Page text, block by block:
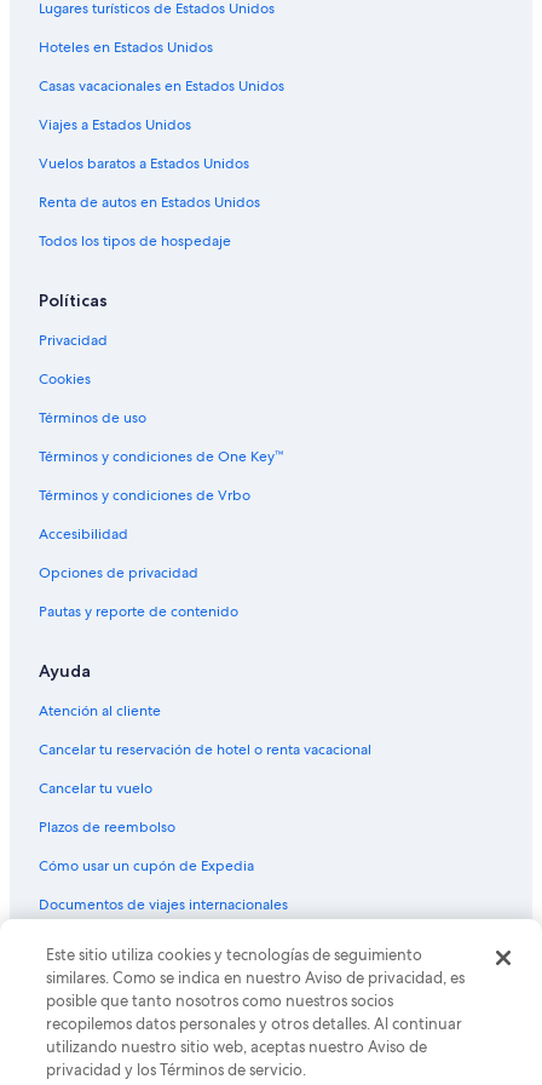
Hoteles con vista en Islas flotantes de los Uros
Hoteles en la naturaleza en Islas flotantes de los Uros
Hoteles que aceptan mascotas en Islas flotantes de los Uros
Hoteles en Islas flotantes de los Uros
Lodges en Islas flotantes de los Uros
Hoteles cerca de Parque Pino
Hoteles cerca de Arco Deustua
Hoteles 3 estrellas en Puno
Hoteles 4 estrellas en Puno
Casas de campo en Puno
Casas de ciudad en Puno
Casas de huéspedes en Puno
Casas flotantes en Puno
Hostales en Puno
Hoteles Cápsula en Puno
Hoteles todo incluido en Puno
Hoteles de lujo en Puno
Hoteles de negocios en Puno
Hoteles en la playa en Puno
Hoteles históricos en Puno
Hoteles con bar en Puno
Hoteles con estacionamiento en Puno
Hoteles con guardería en Puno
Hoteles con alberca en Puno
Lugares turísticos de Estados Unidos
Hoteles en Estados Unidos
Casas vacacionales en Estados Unidos
Viajes a Estados Unidos
Vuelos baratos a Estados Unidos
Renta de autos en Estados Unidos
Todos los tipos de hospedaje
Políticas
Privacidad
Cookies
Términos de uso
Términos y condiciones de One Key™
Términos y condiciones de Vrbo
Accesibilidad
Opciones de privacidad
Pautas y reporte de contenido
Ayuda
Atención al cliente
Cancelar tu reservación de hotel o renta vacacional
Cancelar tu vuelo
Plazos de reembolso
Cómo usar un cupón de Expedia
Documentos de viajes internacionales
© 2026 Expedia, Inc., una empresa de Expedia Group. Todos los
derechos reservados. Expedia y el logo de Expedia son marcas
registradas o marcas comerciales de Expedia, Inc. CST# 2029030-50.
Este sitio utiliza cookies y tecnologías de seguimiento
similares. Como se indica en nuestro Aviso de privacidad, es
posible que tanto nosotros como nuestros socios
recopilemos datos personales y otros detalles. Al continuar
utilizando nuestro sitio web, aceptas nuestro Aviso de
privacidad y los Términos de servicio.